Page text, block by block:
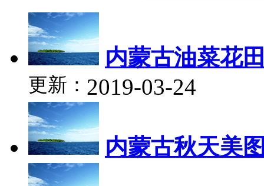
内蒙古油菜花
更新： 2019-03-24
内蒙古秋天美